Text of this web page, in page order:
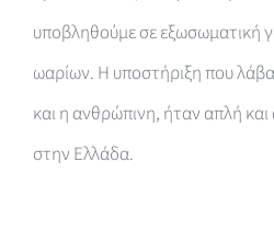
υποβληθούμε σε εξωσωματική
ωαρίων. Η υποστήριξη που
και η ανθρώπινη, ήταν απλή και
στην Ελλάδα.